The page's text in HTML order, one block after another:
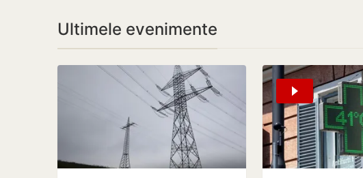
Ultimele evenimente